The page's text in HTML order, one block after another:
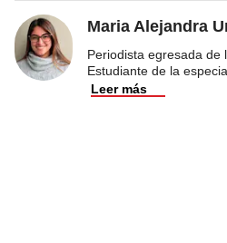
Maria Alejandra
Periodista egresada de
Estudiante de la
Leer más